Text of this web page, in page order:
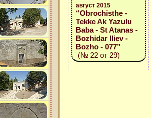
август 2015
“Obrochisthe -
Tekke Ak Yazulu
Baba - St Atanas -
Bozhidar Iliev -
Bozho - 077”
(№ 22 от 29)